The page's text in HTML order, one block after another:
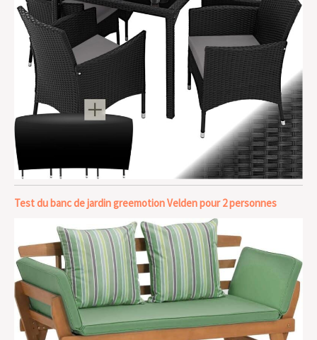
Test du banc de jardin greemotion Velden pour 2 personnes